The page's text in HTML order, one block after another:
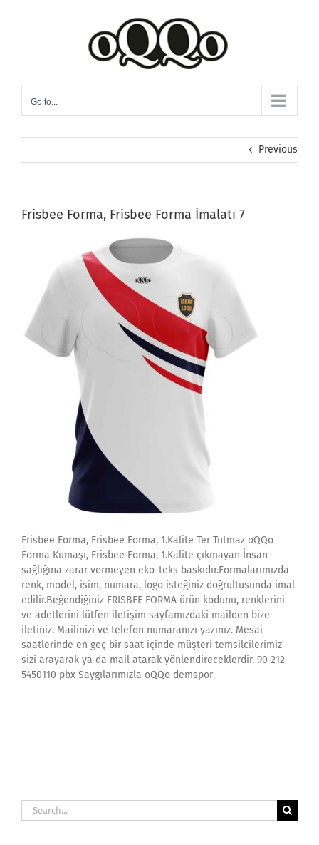
Go to...
Previous
Frisbee Forma, Frisbee Forma İmalatı 7
Frisbee Forma, Frisbee Forma, 1.Kalite Ter Tutmaz oQQo
Forma Kumaşı, Frisbee Forma, 1.Kalite çıkmayan İnsan
sağlığına zarar vermeyen eko-teks baskıdır.Formalarımızda
renk, model, isim, numara, logo isteğiniz doğrultusunda imal
edilir.Beğendiğiniz FRISBEE FORMA ürün kodunu, renklerini
ve adetlerini lütfen iletişim sayfamızdaki mailden bize
iletiniz. Mailinizi ve telefon numaranızı yazınız. Mesai
saatlerinde en geç bir saat içinde müşteri temsilcilerimiz
sizi arayarak ya da mail atarak yönlendireceklerdir. 90 212
5450110 pbx Saygılarımızla oQQo demspor
Search
for: